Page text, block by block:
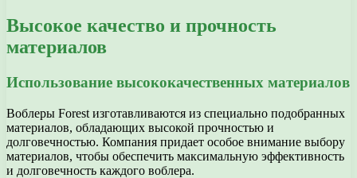
Высокое качество и прочность
материалов
Использование высококачественных материалов
Воблеры Forest изготавливаются из специально подобранных
материалов, обладающих высокой прочностью и
долговечностью. Компания придает особое внимание выбору
материалов, чтобы обеспечить максимальную эффективность
и долговечность каждого воблера.